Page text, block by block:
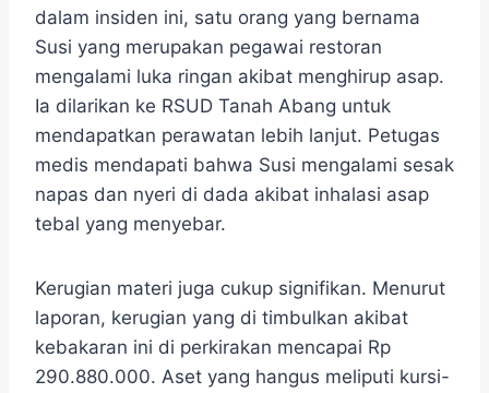
dalam insiden ini, satu orang yang bernama
Susi yang merupakan pegawai restoran
mengalami luka ringan akibat menghirup asap.
Ia dilarikan ke RSUD Tanah Abang untuk
mendapatkan perawatan lebih lanjut. Petugas
medis mendapati bahwa Susi mengalami sesak
napas dan nyeri di dada akibat inhalasi asap
tebal yang menyebar.
Kerugian materi juga cukup signifikan. Menurut
laporan, kerugian yang di timbulkan akibat
kebakaran ini di perkirakan mencapai Rp
290.880.000. Aset yang hangus meliputi kursi-